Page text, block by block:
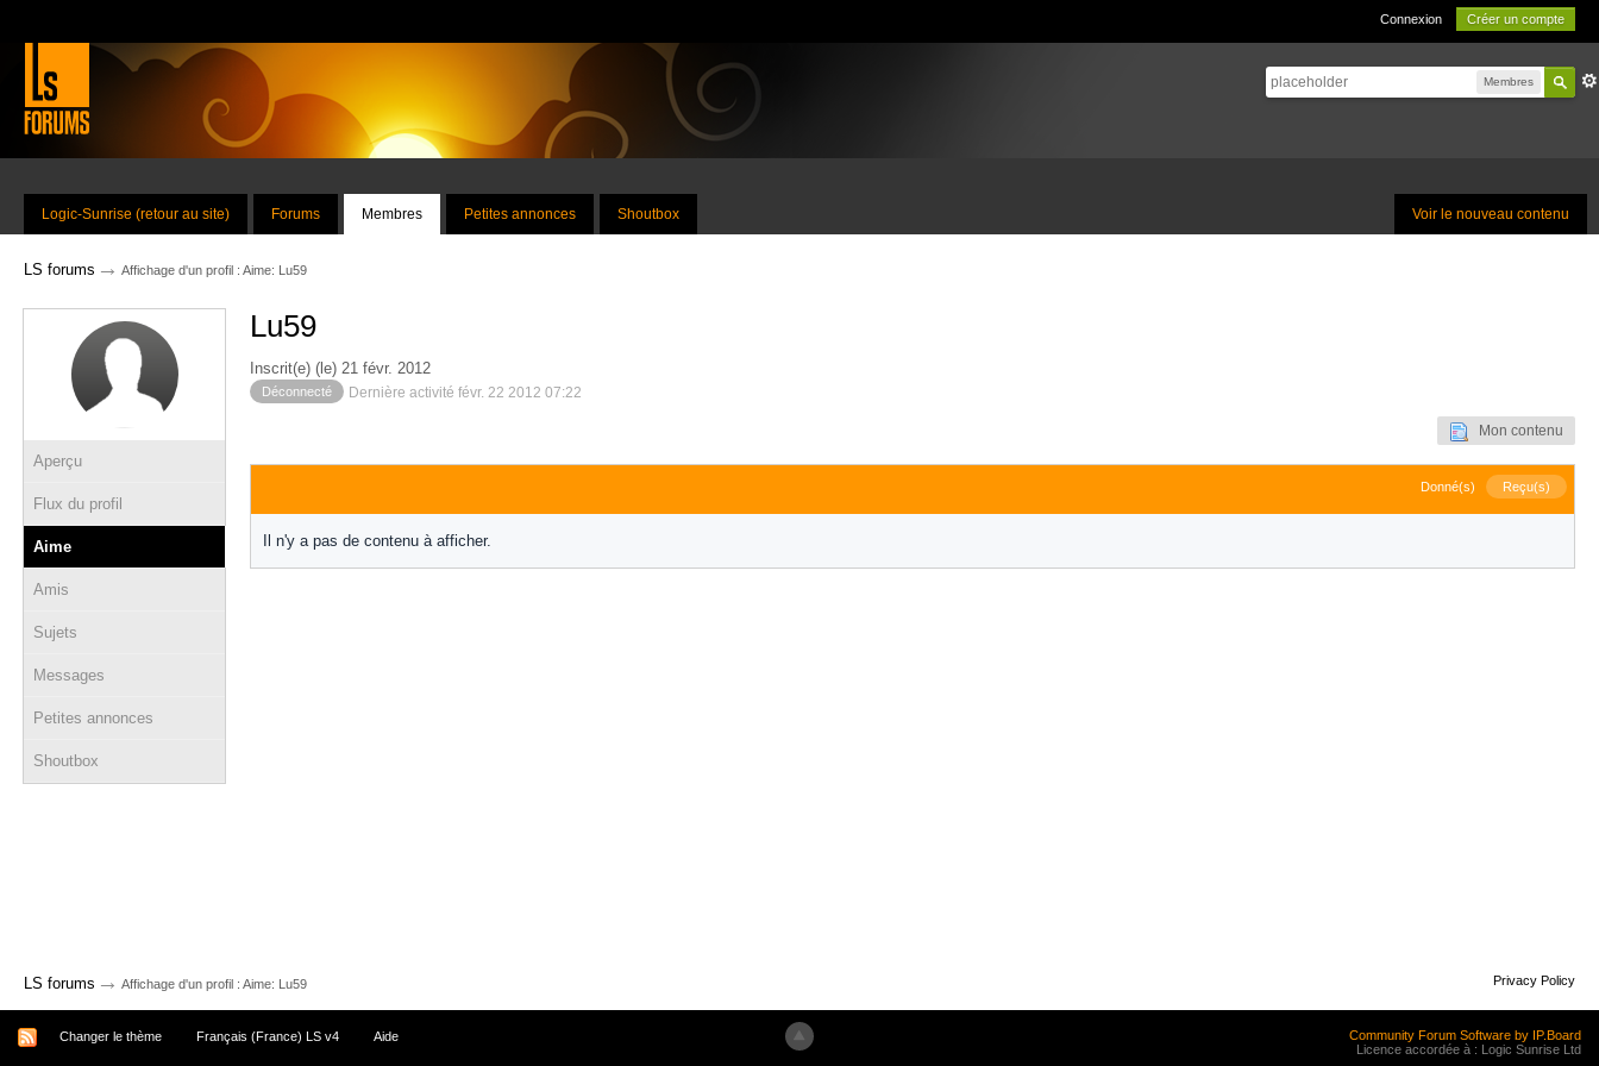
Connexion Créer un compte
Membres
Voir le nouveau contenu
Logic-Sunrise (retour au site) Forums Membres Petites annonces Shoutbox
LS forums → Affichage d'un profil : Aime: Lu59
Aperçu
Flux du profil
Aime
Amis
Sujets
Messages
Petites annonces
Shoutbox
Lu59
Inscrit(e) (le) 21 févr. 2012
Déconnecté Dernière activité févr. 22 2012 07:22
Mon contenu
Donné(s) Reçu(s)
Il n'y a pas de contenu à afficher.
LS forums → Affichage d'un profil : Aime: Lu59 Privacy Policy
Changer le thème Français (France) LS v4 Aide
Community Forum Software by IP.Board
Licence accordée à : Logic Sunrise Ltd